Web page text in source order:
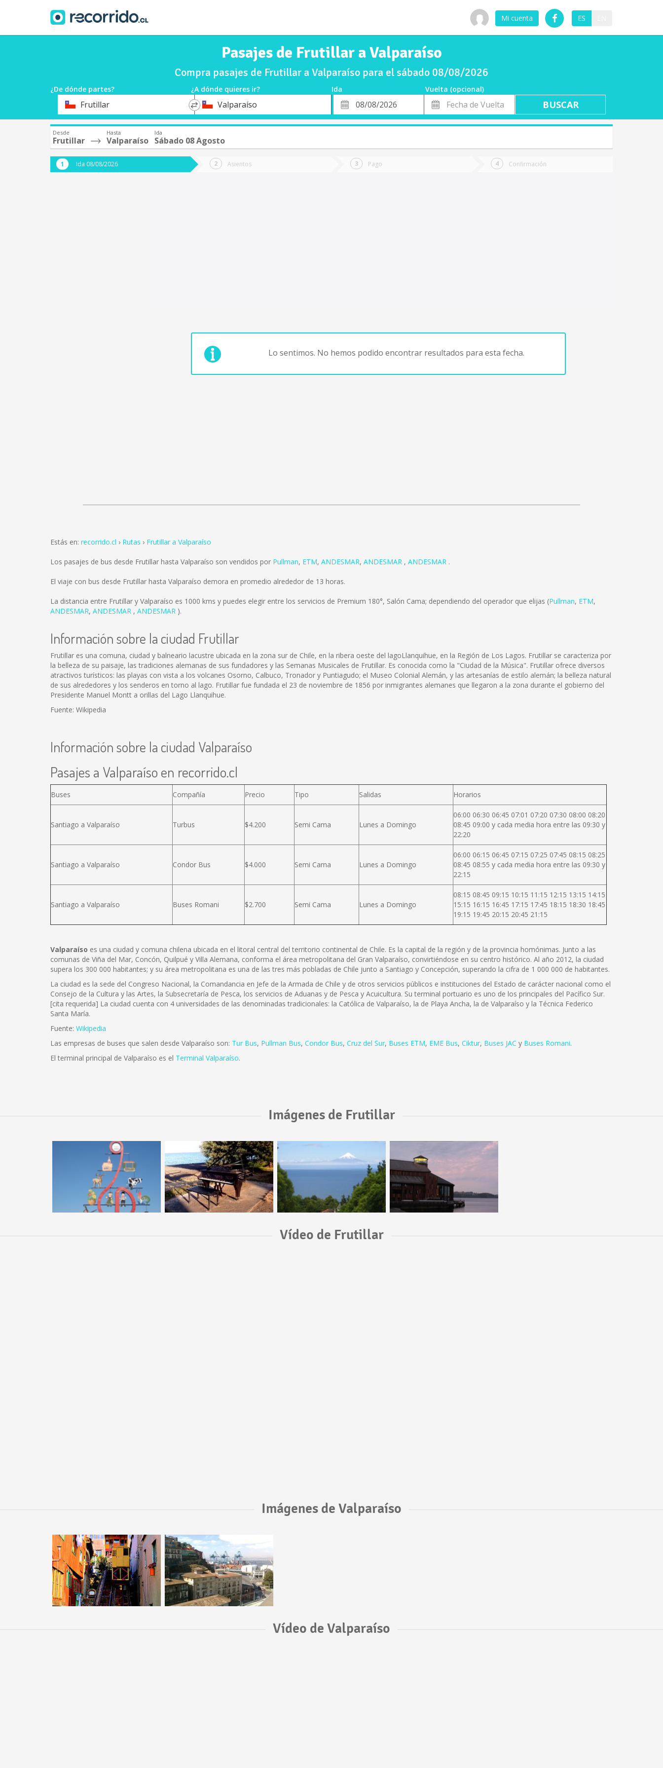
Mi cuenta ES
Pasajes de Frutillar a Valparaíso
Compra pasajes de Frutillar a Valparaíso para el sábado 08/08/2026
¿De dónde partes? ¿A dónde quieres ir? Ida
Vuelta (opcional)
OrigenFrutillar
*
DestinoValparaíso
Fecha
de
Fecha
de
Vuelta
Desde
Frutillar
Hasta
Valparaíso
Ida
Sábado 08 Agosto
Ida 08/08/2026 Asientos Pago Confirmación
Lo sentimos. No hemos podido encontrar resultados para esta fecha.
Estás en: recorrido.cl Rutas Frutillar a Valparaíso
Los pasajes de bus desde Frutillar hasta Valparaíso son vendidos por Pullman, ETM, ANDESMAR, ANDESMAR , ANDESMAR .
El viaje con bus desde Frutillar hasta Valparaíso demora en promedio alrededor de 13 horas.
La distancia entre Frutillar y Valparaíso es 1000 kms y puedes elegir entre los servicios de Premium 180°, Salón Cama; dependiendo del operador que elijas (Pullman, ETM,
ANDESMAR, ANDESMAR , ANDESMAR ).
Información sobre la ciudad Frutillar
Frutillar es una comuna, ciudad y balneario lacustre ubicada en la zona sur de Chile, en la ribera oeste del lagoLlanquihue, en la Región de Los Lagos. Frutillar se caracteriza por
la belleza de su paisaje, las tradiciones alemanas de sus fundadores y las Semanas Musicales de Frutillar. Es conocida como la "Ciudad de la Música". Frutillar ofrece diversos
atractivos turísticos: las playas con vista a los volcanes Osorno, Calbuco, Tronador y Puntiagudo; el Museo Colonial Alemán, y las artesanías de estilo alemán; la belleza natural
de sus alrededores y los senderos en torno al lago. Frutillar fue fundada el 23 de noviembre de 1856 por inmigrantes alemanes que llegaron a la zona durante el gobierno del
Presidente Manuel Montt a orillas del Lago Llanquihue.
Fuente: Wikipedia
Información sobre la ciudad Valparaíso
Pasajes a Valparaíso en recorrido.cl
Buses Compañía Precio Tipo Salidas Horarios
Santiago a Valparaíso Turbus $4.200 Semi Cama Lunes a Domingo
06:00 06:30 06:45 07:01 07:20 07:30 08:00 08:20
08:45 09:00 y cada media hora entre las 09:30 y
22:20
Santiago a Valparaíso Condor Bus $4.000 Semi Cama Lunes a Domingo
06:00 06:15 06:45 07:15 07:25 07:45 08:15 08:25
08:45 08:55 y cada media hora entre las 09:30 y
22:15
Santiago a Valparaíso Buses Romani $2.700 Semi Cama Lunes a Domingo
08:15 08:45 09:15 10:15 11:15 12:15 13:15 14:15
15:15 16:15 16:45 17:15 17:45 18:15 18:30 18:45
19:15 19:45 20:15 20:45 21:15
Valparaíso es una ciudad y comuna chilena ubicada en el litoral central del territorio continental de Chile. Es la capital de la región y de la provincia homónimas. Junto a las
comunas de Viña del Mar, Concón, Quilpué y Villa Alemana, conforma el área metropolitana del Gran Valparaíso, convirtiéndose en su centro histórico. Al año 2012, la ciudad
supera los 300 000 habitantes; y su área metropolitana es una de las tres más pobladas de Chile junto a Santiago y Concepción, superando la cifra de 1 000 000 de habitantes.
La ciudad es la sede del Congreso Nacional, la Comandancia en Jefe de la Armada de Chile y de otros servicios públicos e instituciones del Estado de carácter nacional como el
Consejo de la Cultura y las Artes, la Subsecretaría de Pesca, los servicios de Aduanas y de Pesca y Acuicultura. Su terminal portuario es uno de los principales del Pacífico Sur.
[cita requerida] La ciudad cuenta con 4 universidades de las denominadas tradicionales: la Católica de Valparaíso, la de Playa Ancha, la de Valparaíso y la Técnica Federico
Santa María.
Fuente: Wikipedia
Las empresas de buses que salen desde Valparaíso son: Tur Bus, Pullman Bus, Condor Bus, Cruz del Sur, Buses ETM, EME Bus, Ciktur, Buses JAC y Buses Romani.
El terminal principal de Valparaíso es el Terminal Valparaíso.
Imágenes de Frutillar
Vídeo de Frutillar
Imágenes de Valparaíso
Vídeo de Valparaíso